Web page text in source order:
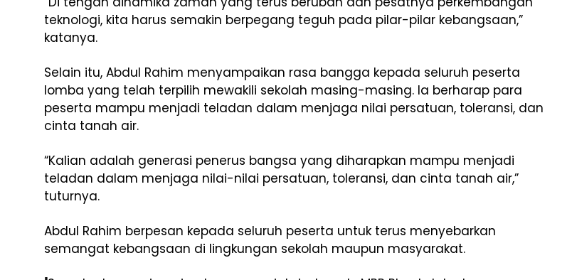
teknologi, kita harus semakin berpegang teguh pada pilar-pilar kebangsaan,”
katanya.
Selain itu, Abdul Rahim menyampaikan rasa bangga kepada seluruh peserta
lomba yang telah terpilih mewakili sekolah masing-masing. Ia berharap para
peserta mampu menjadi teladan dalam menjaga nilai persatuan, toleransi, dan
cinta tanah air.
“Kalian adalah generasi penerus bangsa yang diharapkan mampu menjadi
teladan dalam menjaga nilai-nilai persatuan, toleransi, dan cinta tanah air,”
tuturnya.
Abdul Rahim berpesan kepada seluruh peserta untuk terus menyebarkan
semangat kebangsaan di lingkungan sekolah maupun masyarakat.